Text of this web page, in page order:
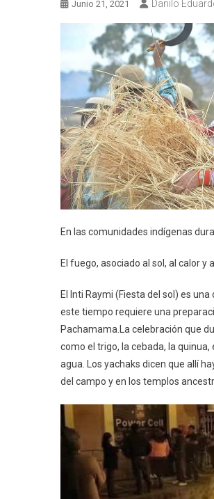
Junio 21, 2021 Danilo
En las comunidades indígenas
El fuego, asociado al sol, al calor
El Inti Raymi (Fiesta del sol) es
este tiempo requiere una
Pachamama.La celebración que
como el trigo, la cebada, la
agua. Los yachaks dicen que allí
del campo y en los templos